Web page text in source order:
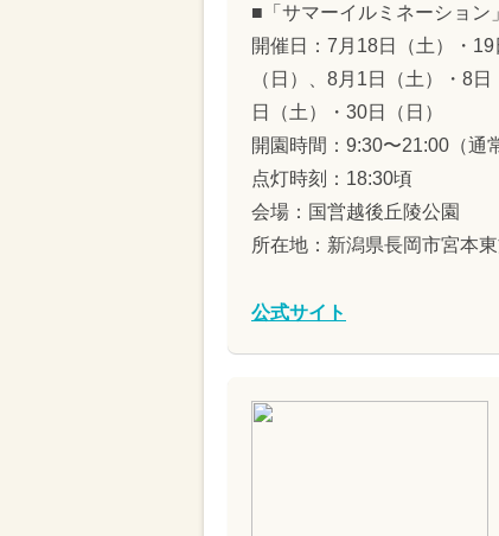
■「サマーイルミネーション
開催日：7月18日（土）・
（日）、8月1日（土）・8
日（土）・30日（日）
開園時間：9:30〜21:00（通
点灯時刻：18:30頃
会場：国営越後丘陵公園
所在地：新潟県長岡市宮本
公式サイト